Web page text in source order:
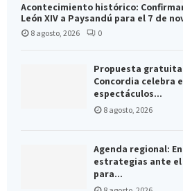
Acontecimiento histórico:
León XIV a Paysandú para el 7 de
8 agosto, 2026 0
Propuesta
Concordia celebra
espectáculos...
8 agosto, 2026
Agenda regional:
estrategias ante el
para...